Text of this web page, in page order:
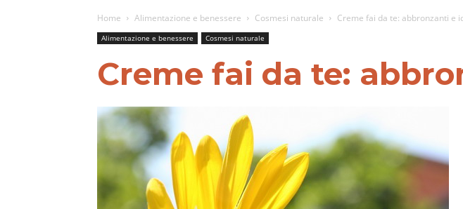
Home Alimentazione e benessere Cosmesi naturale Creme fai da te: abbronzanti e
Alimentazione e benessere Cosmesi naturale
Creme fai da te: